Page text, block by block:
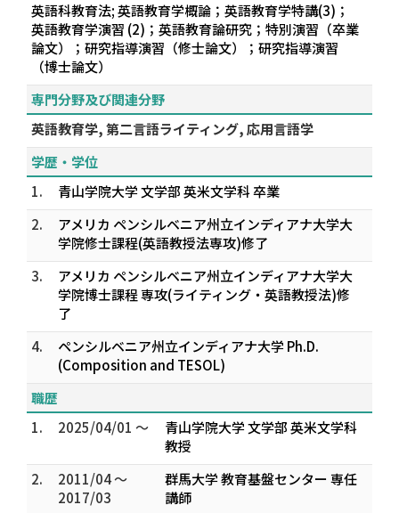
英語科教育法; 英語教育学概論；英語教育学特講(3)；
英語教育学演習 (2)；英語教育論研究；特別演習（卒業
論文）；研究指導演習（修士論文）；研究指導演習
（博士論文）
専門分野及び関連分野
英語教育学, 第二言語ライティング, 応用言語学
学歴・学位
1.
青山学院大学 文学部 英米文学科 卒業
2.
アメリカ ペンシルベニア州立インディアナ大学大
学院修士課程(英語教授法専攻)修了
3.
アメリカ ペンシルベニア州立インディアナ大学大
学院博士課程 専攻(ライティング・英語教授法)修
了
4.
ペンシルベニア州立インディアナ大学 Ph.D.
(Composition and TESOL)
職歴
1.
2025/04/01 ～
青山学院大学 文学部 英米文学科
教授
2.
2011/04 ～
2017/03
群馬大学 教育基盤センター 専任
講師